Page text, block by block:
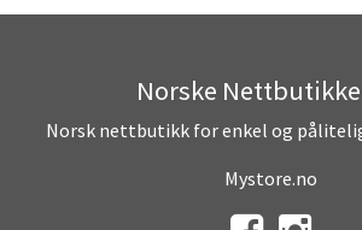
Norske
Norsk nettbutikk for enkel og
Mystore.no